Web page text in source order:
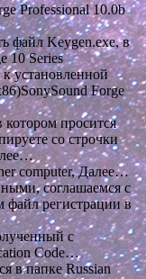
Professional 10.0b
файл Keygen.exe, в
10 Series
установленной
Forge
котором просится
со строчки
computer, Далее…
соглашаемся с
регистрации в
с
Code…
в папке Russian